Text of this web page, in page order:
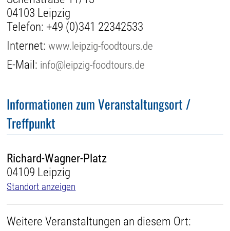
04103 Leipzig
Telefon: +49 (0)341 22342533
Internet:www.leipzig-foodtours.de
E-Mail: info@leipzig-foodtours.de
Informationen zum Veranstaltungsort /
Treffpunkt
Richard-Wagner-Platz
04109 Leipzig
Standort anzeigen
Weitere Veranstaltungen an diesem Ort: